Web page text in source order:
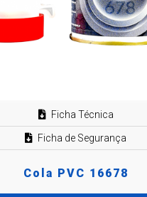
Ficha Técnica
Ficha de Segurança
Cola PVC 16678